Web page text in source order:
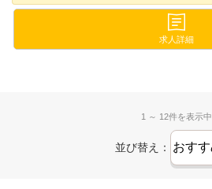
お休みがきちんと取れる会社です✨
求人詳細
1 ～ 12件を表示中
並び替え：